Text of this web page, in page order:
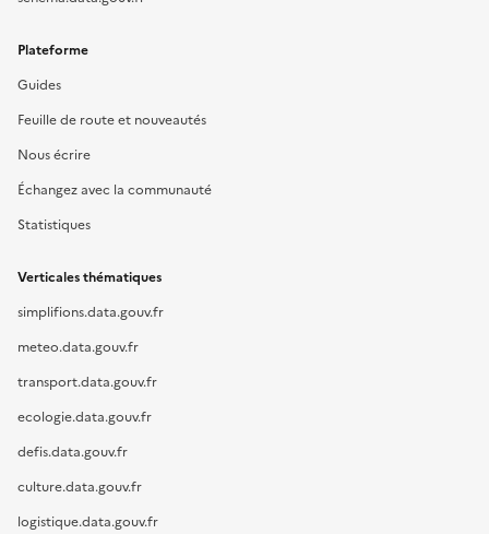
Plateforme
Guides
Feuille de route et nouveautés
Nous écrire
Échangez avec la communauté
Statistiques
Verticales thématiques
simplifions.data.gouv.fr
meteo.data.gouv.fr
transport.data.gouv.fr
ecologie.data.gouv.fr
defis.data.gouv.fr
culture.data.gouv.fr
logistique.data.gouv.fr